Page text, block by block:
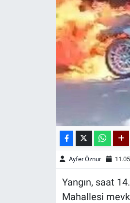
Ayfer Öznur
Yangın, saat
Mahallesi
Kadın & Aile
Kültür & Sanat
Astroloji-Rüya